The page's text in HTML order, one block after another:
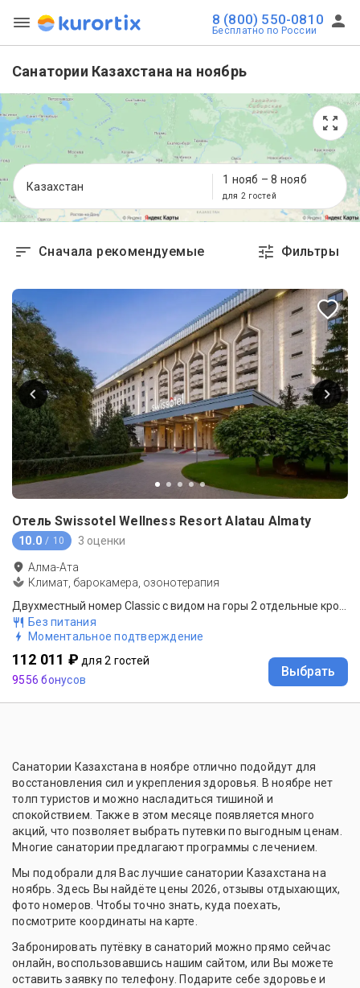
8 (800) 550-0810
Бесплатно по России
Санатории Казахстана на ноябрь
Казахстан
1 нояб –8 нояб
для 2 гостей
Сначала рекомендуемые Фильтры
Отель Swissotel Wellness Resort Alatau Almaty
10.0 / 10 3 оценки
Алма-Ата
Климат, барокамера, озонотерапия
Двухместный номер Classic с видом на горы 2 отдельные кровати
Без питания
Моментальное подтверждение
112 011 ₽ для 2 гостей
9556 бонусов
Выбрать
Санатории Казахстана в ноябре отлично подойдут для
восстановления сил и укрепления здоровья. В ноябре нет
толп туристов и можно насладиться тишиной и
спокойствием. Также в этом месяце появляется много
акций, что позволяет выбрать путевки по выгодным ценам.
Многие санатории предлагают программы с лечением.
Мы подобрали для Вас лучшие санатории Казахстана на
ноябрь. Здесь Вы найдёте цены 2026, отзывы отдыхающих,
фото номеров. Чтобы точно знать, куда поехать,
посмотрите координаты на карте.
Забронировать путёвку в санаторий можно прямо сейчас
онлайн, воспользовавшись нашим сайтом, или Вы можете
оставить заявку по телефону. Подарите себе здоровье и